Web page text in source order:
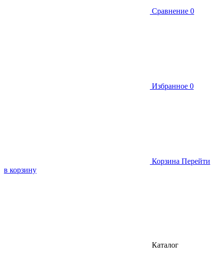
Сравнение 0
Избранное 0
Корзина Перейти
в корзину
Каталог